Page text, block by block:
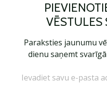
VĒSTULES
Paraksties jaunumu
dienu saņemt